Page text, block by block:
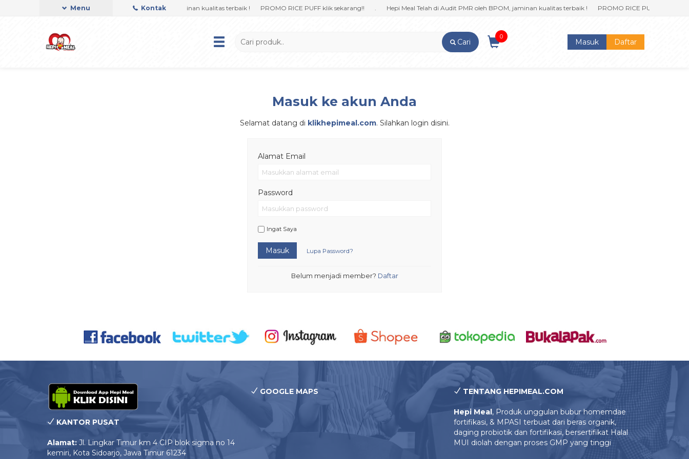
Menu Kontak
Hepi Meal Telah di Audit PMR oleh BPOM, jaminan kualitas terbaik ! PROMO RICE PUFF klik sekarang!! Hepi Meal Telah di Audit PMR oleh BPOM, jaminan kualitas terbaik ! PROMO RICE PUFF klik
Cari
0
Masuk Daftar
Masuk ke akun Anda
Selamat datang di klikhepimeal.com. Silahkan login disini.
Alamat Email
Password
Ingat Saya
Masuk Lupa Password?
Belum menjadi member? Daftar
KANTOR PUSAT
Alamat: Jl. Lingkar Timur km 4 CIP blok sigma no 14
kemiri, Kota Sidoarjo, Jawa Timur 61234
GOOGLE MAPS TENTANG HEPIMEAL.COM
Hepi Meal , Produk unggulan bubur homemdae
fortifikasi, & MPASI terbuat dari beras organik,
daging probiotik dan fortifikasi, bersertifikat Halal
MUI diolah dengan proses GMP yang tinggi